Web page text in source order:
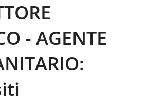
- AGENTE